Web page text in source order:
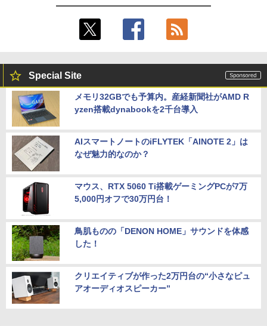
Special Site
メモリ32GBでも予算内。産経新聞社がAMD R
yzen搭載dynabookを2千台導入
AIスマートノートのiFLYTEK「AINOTE 2」は
なぜ魅力的なのか？
マウス、RTX 5060 Ti搭載ゲーミングPCが7万
5,000円オフで30万円台！
鳥肌ものの「DENON HOME」サウンドを体感
した！
クリエイティブが作った2万円台の“小さなピュ
アオーディオスピーカー”